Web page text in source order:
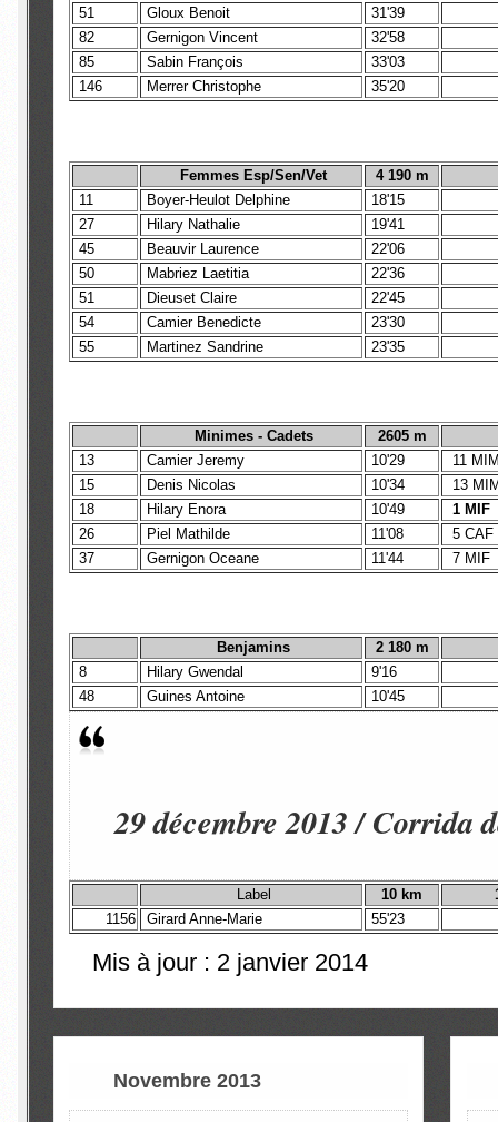
51
Gloux Benoit
31'39
82
Gernigon Vincent
32'58
85
Sabin François
33'03
146
Merrer Christophe 35'20
Femmes Esp/Sen/Vet
4 190 m
11
Boyer-Heulot Delphine
18'15
27
Hilary Nathalie
19'41
45
Beauvir Laurence
22'06
50
Mabriez Laetitia
22'36
51
Dieuset Claire
22'45
54
Camier Benedicte
23'30
55
Martinez Sandrine 23'35
Minimes - Cadets
2605 m
13
Camier Jeremy 10'29
11
15
Denis Nicolas 10'34
13
18
Hilary Enora 10'49
1 MIF
26
Piel Mathilde 11'08
5 CAF
37
Gernigon Oceane 11'44 7 MIF
Benjamins
2 180 m
8
Hilary Gwendal
9'16
48
Guines Antoine 10'45
29 décembre 2013 / Corrida
Label 10 km
1156
Girard Anne-Marie 55'23
Mis à jour : 2 janvier 2014
Novembre 2013